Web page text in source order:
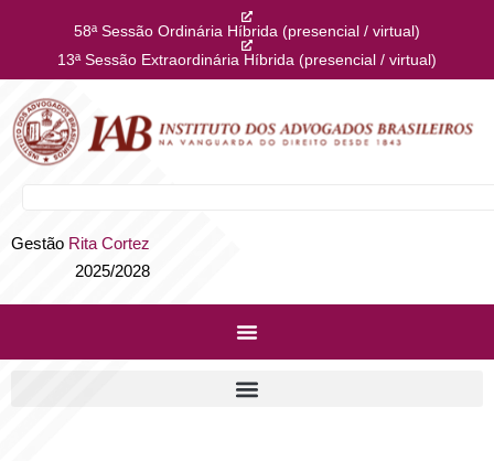
58ª Sessão Ordinária Híbrida (presencial / virtual)
13ª Sessão Extraordinária Híbrida (presencial / virtual)
Gestão Rita Cortez
2025/2028